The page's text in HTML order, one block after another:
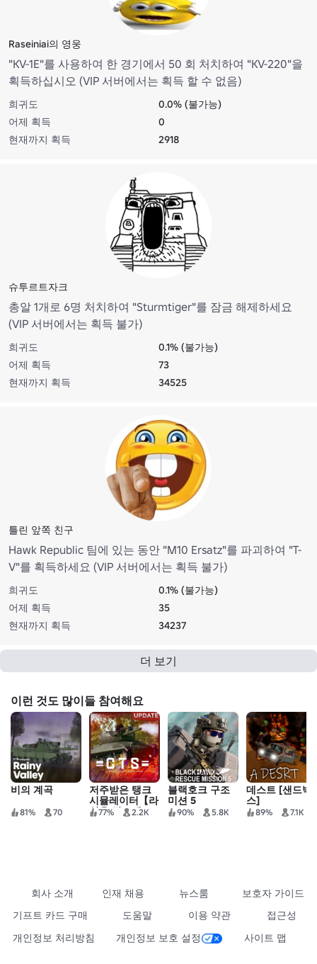
Raseiniai의 영웅
"KV-1E"를 사용하여 한 경기에서 50 회 처치하여 "KV-220"을
획득하십시오 (VIP 서버에서는 획득 할 수 없음)
희귀도
0.0% (불가능)
어제 획득
0
현재까지 획득
2918
슈투르트자크
총알 1개로 6명 처치하여 "Sturmtiger"를 잠금 해제하세요
(VIP 서버에서는 획득 불가)
희귀도
0.1% (불가능)
어제 획득
73
현재까지 획득
34525
틀린 앞쪽 친구
Hawk Republic 팀에 있는 동안 "M10 Ersatz"를 파괴하여 "T-
V"를 획득하세요 (VIP 서버에서는 획득 불가)
희귀도
0.1% (불가능)
어제 획득
35
현재까지 획득
34237
더 보기
이런 것도 많이들 참여해요
비의 계곡
81% 70
저주받은 탱크
시뮬레이터【라
인을 잡으세
77% 2.2K
블랙호크 구조
미션 5
90% 5.8K
데스트 [샌드박
스]
89% 7.1K
회사 소개 인재 채용 뉴스룸
보호자 가이드
기프트 카드 구매
도움말 이용 약관
접근성
개인정보 처리방침
개인정보 보호 설정 사이트 맵